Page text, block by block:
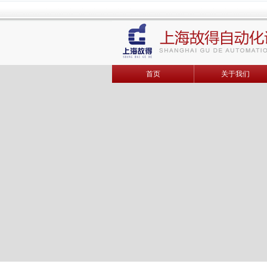
首页 关于我们